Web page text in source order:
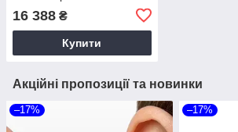
16 388 ₴
Купити
Акційні пропозиції та новинки
–17% –17%